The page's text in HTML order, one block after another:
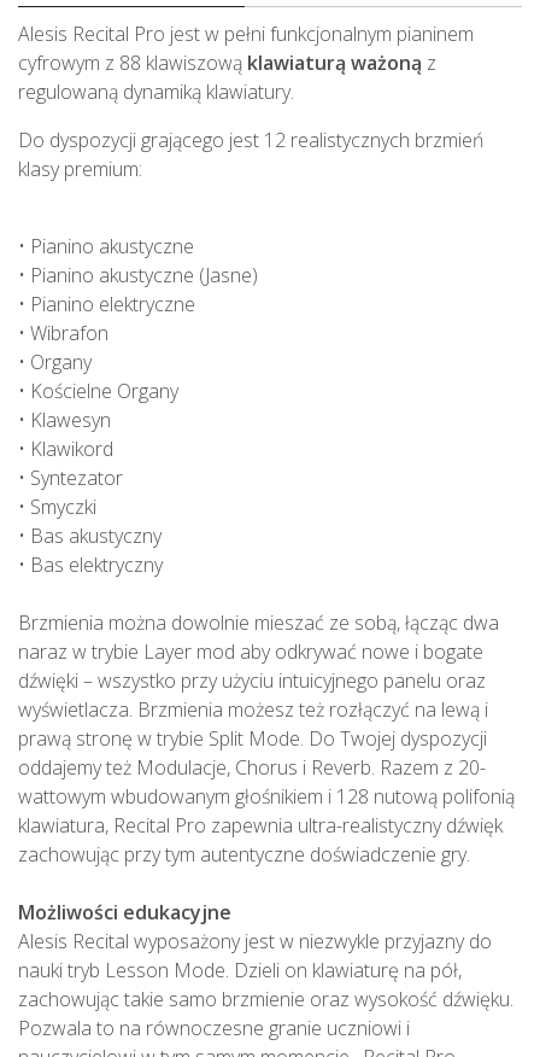
Alesis Recital Pro jest w pełni funkcjonalnym pianinem
cyfrowym z 88 klawiszową klawiaturą ważoną z
regulowaną dynamiką klawiatury.
Do dyspozycji grającego jest 12 realistycznych brzmień
klasy premium:
• Pianino akustyczne
• Pianino akustyczne (Jasne)
• Pianino elektryczne
• Wibrafon
• Organy
• Kościelne Organy
• Klawesyn
• Klawikord
• Syntezator
• Smyczki
• Bas akustyczny
• Bas elektryczny
Brzmienia można dowolnie mieszać ze sobą, łącząc dwa
naraz w trybie Layer mod aby odkrywać nowe i bogate
dźwięki – wszystko przy użyciu intuicyjnego panelu oraz
wyświetlacza. Brzmienia możesz też rozłączyć na lewą i
prawą stronę w trybie Split Mode. Do Twojej dyspozycji
oddajemy też Modulacje, Chorus i Reverb. Razem z 20-
wattowym wbudowanym głośnikiem i 128 nutową polifonią
klawiatura, Recital Pro zapewnia ultra-realistyczny dźwięk
zachowując przy tym autentyczne doświadczenie gry.
Możliwości edukacyjne
Alesis Recital wyposażony jest w niezwykle przyjazny do
nauki tryb Lesson Mode. Dzieli on klawiaturę na pół,
zachowując takie samo brzmienie oraz wysokość dźwięku.
Pozwala to na równoczesne granie uczniowi i